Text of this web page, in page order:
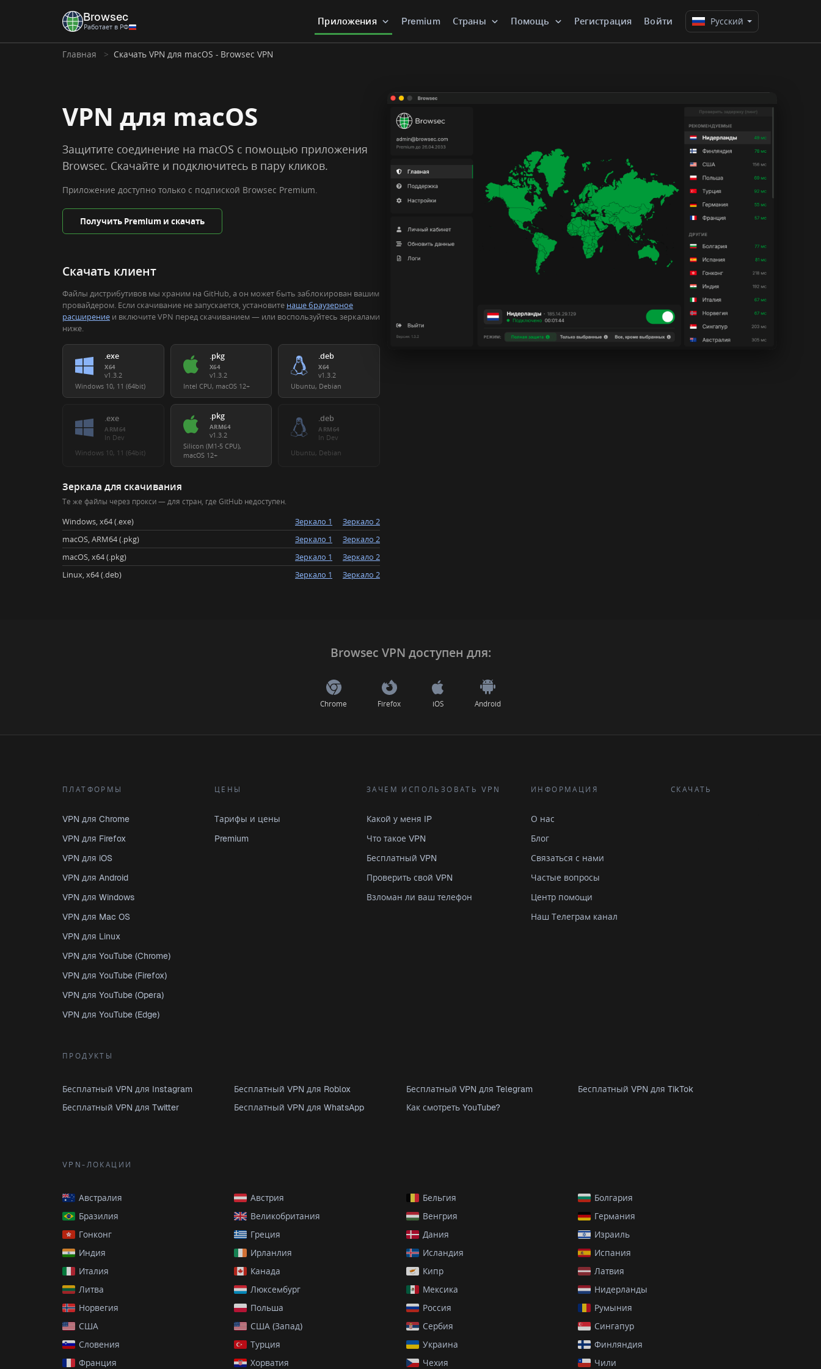
Browsec
Работает в РФ
Приложения Premium Страны Помощь Регистрация Войти Русский
Главная Скачать VPN для macOS - Browsec VPN
VPN для macOS
Защитите соединение на macOS с помощью приложения
Browsec. Скачайте и подключитесь в пару кликов.
Приложение доступно только с подпиской Browsec Premium.
Получить Premium и скачать
Скачать клиент
Файлы дистрибутивов мы храним на GitHub, а он может быть заблокирован вашим
провайдером. Если скачивание не запускается, установите наше браузерное
расширение и включите VPN перед скачиванием — или воспользуйтесь зеркалами
ниже.
.exe
X64
v1.3.2
Windows 10, 11 (64bit)
.pkg
X64
v1.3.2
Intel CPU, macOS 12+
.deb
X64
v1.3.2
Ubuntu, Debian
.exe
ARM64
In Dev
Windows 10, 11 (64bit)
.pkg
ARM64
v1.3.2
Silicon (M1-5 CPU),
macOS 12+
.deb
ARM64
In Dev
Ubuntu, Debian
Зеркала для скачивания
Те же файлы через прокси — для стран, где GitHub недоступен.
Windows, x64 (.exe) Зеркало 1
Зеркало 2
macOS, ARM64 (.pkg)
Зеркало 1
Зеркало 2
macOS, x64 (.pkg)
Зеркало 1
Зеркало 2
Linux, x64 (.deb)
Зеркало 1 Зеркало 2
Browsec VPN доступен для:
Chrome Firefox iOS Android
ПЛАТФОРМЫ
VPN для Chrome
VPN для Firefox
VPN для iOS
VPN для Android
VPN для Windows
VPN для Mac OS
VPN для Linux
VPN для YouTube (Chrome)
VPN для YouTube (Firefox)
VPN для YouTube (Opera)
VPN для YouTube (Edge)
ЦЕНЫ
Тарифы и цены
Premium
ЗАЧЕМ ИСПОЛЬЗОВАТЬ VPN
Какой у меня IP
Что такое VPN
Бесплатный VPN
Проверить свой VPN
Взломан ли ваш телефон
ИНФОРМАЦИЯ
О нас
Блог
Связаться с нами
Частые вопросы
Центр помощи
Наш Телеграм канал
СКАЧАТЬ
ПРОДУКТЫ
Бесплатный VPN для Instagram Бесплатный VPN для Roblox Бесплатный VPN для Telegram
Бесплатный VPN для TikTok
Бесплатный VPN для Twitter
Бесплатный VPN для WhatsApp Как смотреть YouTube?
VPN-ЛОКАЦИИ
Австралия Австрия Бельгия
Болгария
Бразилия
Великобритания Венгрия
Германия
Гонконг
Греция Дания
Израиль
Индия
Ирланлия Исландия
Испания
Италия
Канада Кипр
Латвия
Литва
Люксембург Мексика
Нидерланды
Норвегия
Польша Россия
Румыния
США
США (Запад) Сербия
Сингапур
Словения
Турция Украина
Финляндия
Франция
Хорватия Чехия Чили